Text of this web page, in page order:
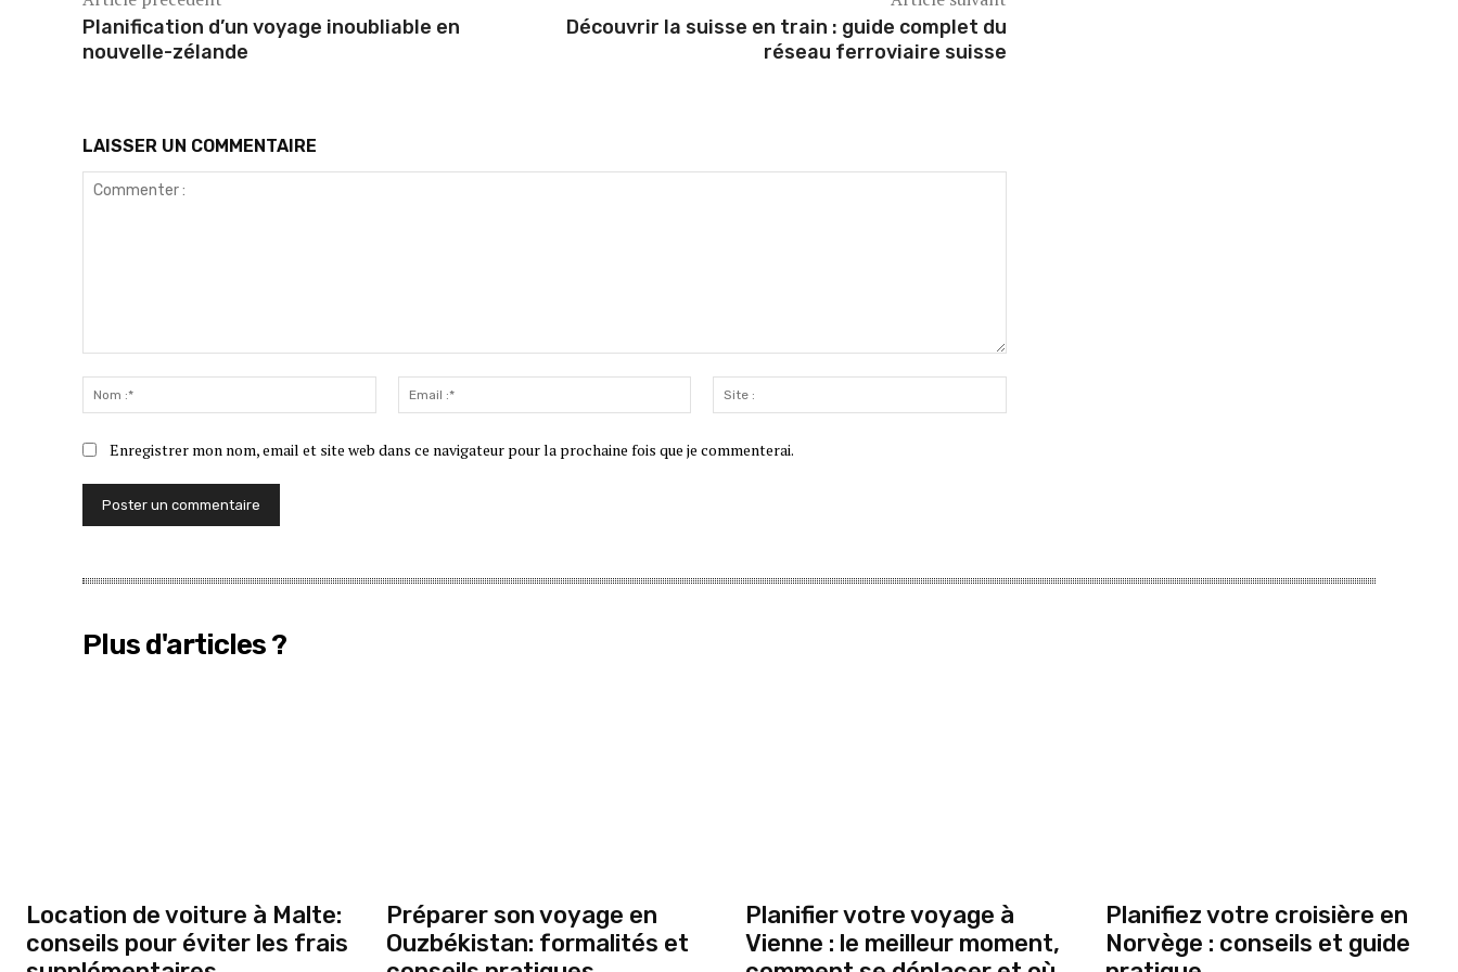
Planification d’un voyage inoubliable en
nouvelle-zélande
Découvrir la suisse en train : guide complet du
réseau ferroviaire suisse
LAISSER UN COMMENTAIRE
:*
Email
:*
:
Enregistrer mon nom, email et site web dans ce navigateur pour la prochaine fois que je commenterai.
Plus d'articles ?
Location de voiture à Malte:
conseils pour éviter les frais
Préparer son voyage en
Ouzbékistan: formalités et
Planifier votre voyage à
Vienne : le meilleur moment,
Planifiez votre croisière en
Norvège : conseils et guide